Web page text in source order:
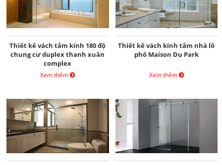
Thiết kế vách tắm kính 180 độ
chung cư duplex thanh xuân
complex
Xem thêm
Thiết kế vách kính tắm nhà lô
phố Maison Du Park
Xem thêm